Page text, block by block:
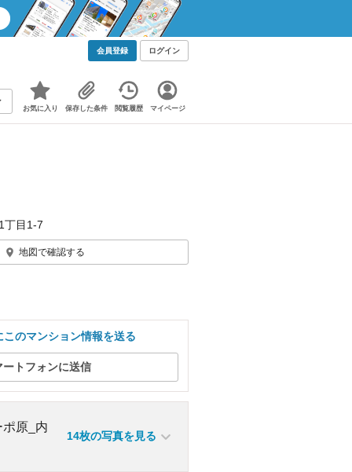
会員登録 ログイン
お気に入り 保存した条件 閲覧履歴 マイページ
丁目1-7
地図で確認する
のマンション情報を送る
トフォンに送信
14枚の写真を見る